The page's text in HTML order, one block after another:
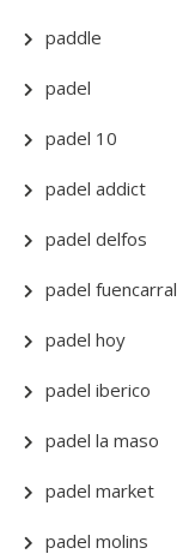
paddle
padel
padel 10
padel addict
padel delfos
padel fuencarral
padel hoy
padel iberico
padel la maso
padel market
padel molins